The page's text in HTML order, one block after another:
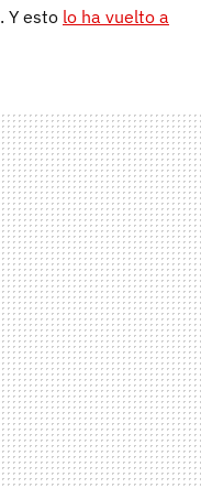
. Y esto lo ha vuelto a